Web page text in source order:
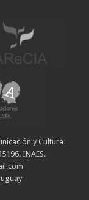
y Cultura
INAES.